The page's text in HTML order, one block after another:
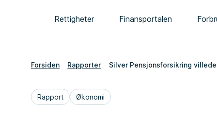
Rettigheter Finansportalen
Forsiden Rapporter Silver Pensjonsforsikring
Rapport Økonomi